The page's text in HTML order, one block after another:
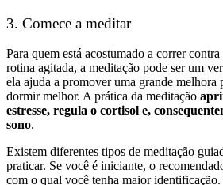
3. Comece a meditar
Para quem está acostumado a correr
rotina agitada, a meditação pode ser um
ela ajuda a promover uma grande melhora
dormir melhor. A prática da meditação
estresse, regula o cortisol e,
sono.
Existem diferentes tipos de meditação
praticar. Se você é iniciante, o
com o qual você tenha maior identificação.